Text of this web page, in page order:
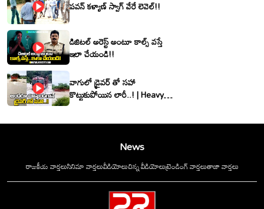
పవన్ కళ్యాణ్ స్వాగ్ వేరే లెవెల్!!
డిజిటల్ అరెస్ట్ అంటూ కాల్స్ వస్తే
ఇలా చేయండి!!
వాగులో డ్రైవర్ తో సహా
కొట్టుకుపోయిన లారీ..! | Heavy
News
రాజకీయ వార్తలుసినిమా వార్తలువీడియోలుచిన్న వీడియోలుట్రెండింగ్ వార్తలుతాజా వార్తలు